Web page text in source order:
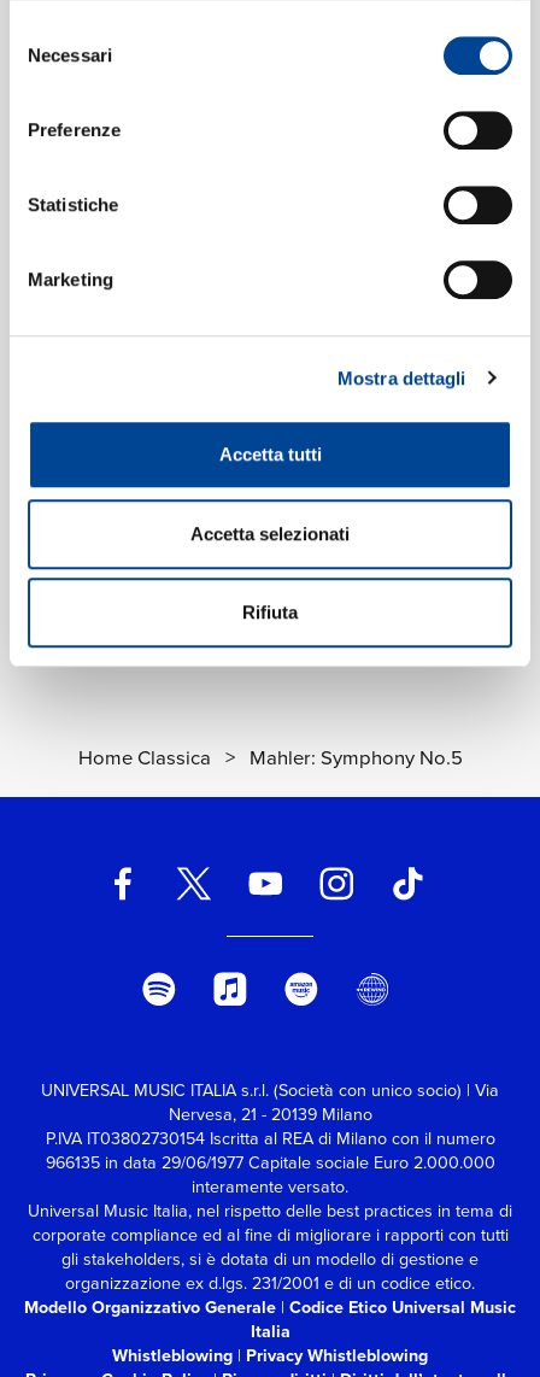
delNecessari
Preferenze
Statistiche
Marketing
Mostra dettagli
Accetta tutti
Accetta selezionati
Rifiuta
5. Rondo-Finale (Allegro)
Minor]
13:41
Formati disponibili:
Home Classica > Mahler: Symphony No.5
UNIVERSAL MUSIC ITALIA s.r.l. (Società con unico socio) | Via
Nervesa, 21 - 20139 Milano
P.IVA IT03802730154 Iscritta al REA di Milano con il numero
966135 in data 29/06/1977Capitale sociale Euro 2.000.000
interamente versato.
Universal Music Italia, nel rispetto delle best practices in tema di
corporate compliance ed al fine di migliorare i rapporti con tutti
gli stakeholders,si è dotata di un modello di gestione e
organizzazione ex d.lgs. 231/2001 e di un codice etico.
Modello Organizzativo Generale | Codice Etico Universal Music
Italia
Whistleblowing | Privacy Whistleblowing